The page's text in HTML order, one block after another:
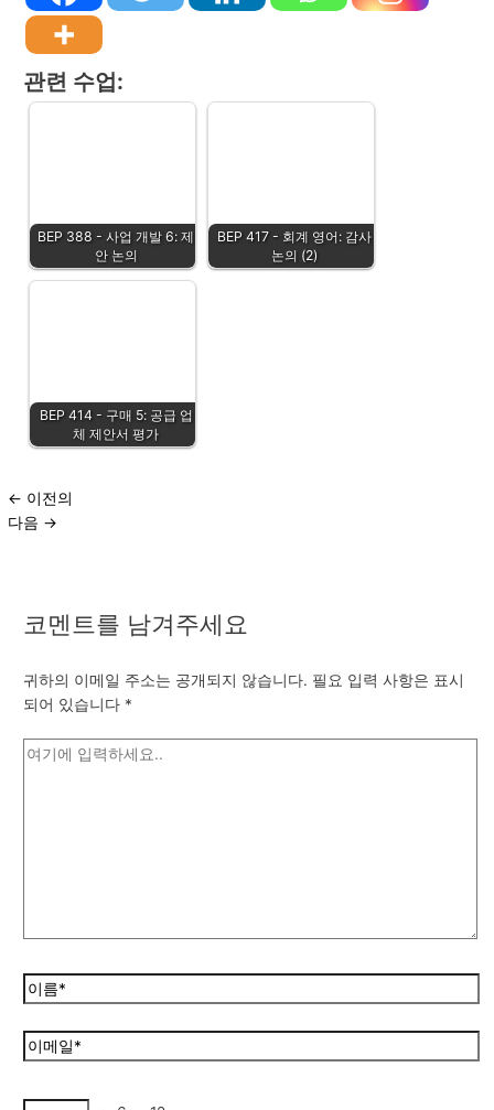
관련 수업:
BEP 388 - 사업 개발 6: 제
안 논의
BEP 417 - 회계 영어: 감사
논의 (2)
BEP 414 - 구매 5: 공급 업
체 제안서 평가
← 이전의
다음 →
코멘트를 남겨주세요
귀하의 이메일 주소는 공개되지 않습니다. 필요 입력 사항은 표시
되어 있습니다 *